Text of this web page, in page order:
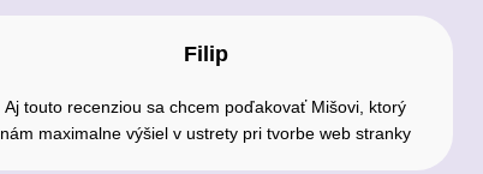
Filip
Aj touto recenziou sa chcem poďakovať Mišovi, ktorý
nám maximalne výšiel v ustrety pri tvorbe web stranky